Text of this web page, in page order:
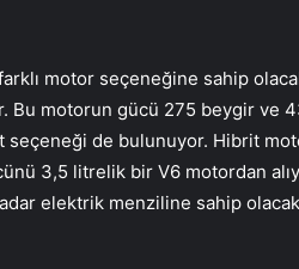
motor seçeneğine sahip
Bu motorun gücü 275 beygir ve
seçeneği de bulunuyor. Hibrit
3,5 litrelik bir V6 motordan
elektrik menziline sahip